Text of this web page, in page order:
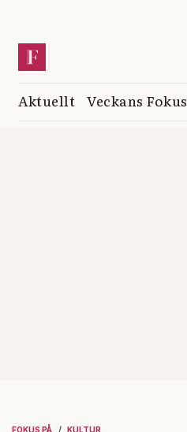
Aktuellt Veckans Fokus
FOKUS PÅ KULTUR